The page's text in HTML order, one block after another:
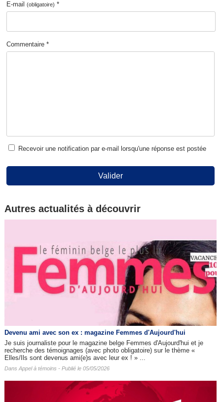
E-mail(obligatoire) *
Commentaire *
Recevoir une notification par e-mail lorsqu'une réponse est postée
Valider
Autres actualités à découvrir
Devenu ami avec son ex : magazine Femmes d'Aujourd'hui
Je suis journaliste pour le magazine belge Femmes d'Aujourd'hui et je
recherche des témoignages (avec photo obligatoire) sur le thème «
Elles/Ils sont devenus ami(e)s avec leur ex ! » ...
Dans Appel à témoins - Publié le 05/05/2026